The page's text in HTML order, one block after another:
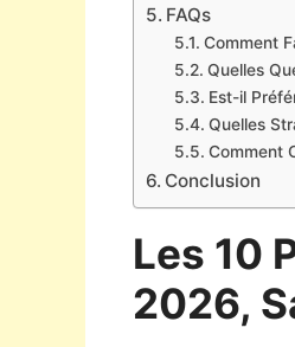
FAQs
Comment
Quelles
Est-il
Quelles
Comment
Conclusion
Les 10
2026,